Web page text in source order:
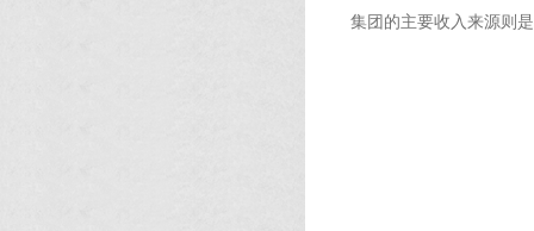
集团的主要收入来源则